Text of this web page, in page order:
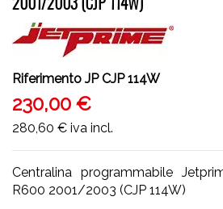
Riferimento JP CJP 114W
230,00 €
280,60 € iva incl.
Centralina programmabile
R600 2001/2003 (CJP 114W)